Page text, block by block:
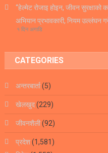
“हेल्मेट रोजाइ होइन, जीवन सुरक्षाको
अभियान प्रभावकारी, नियम उल्लंघन
१ दिन अगाडि
CATEGORIES
अन्तरबार्ता(5)
खेलखुद(229)
जीवनशैली(92)
प्रदेश(1,581)